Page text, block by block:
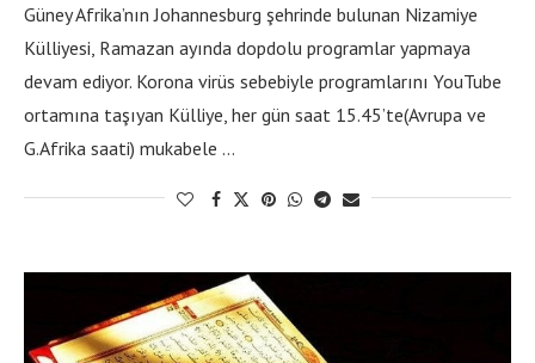
Güney Afrika’nın Johannesburg şehrinde bulunan Nizamiye
Külliyesi, Ramazan ayında dopdolu programlar yapmaya
devam ediyor. Korona virüs sebebiyle programlarını YouTube
ortamına taşıyan Külliye, her gün saat 15.45’te(Avrupa ve
G.Afrika saati) mukabele …